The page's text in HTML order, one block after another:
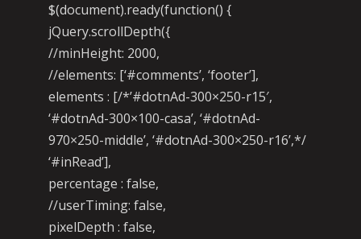
$(document).ready(function() {
jQuery.scrollDepth({
//minHeight: 2000,
//elements: [‘#comments’, ‘footer’],
elements : [/*’#dotnAd-300×250-r15′,
‘#dotnAd-300×100-casa’, ‘#dotnAd-
970×250-middle’, ‘#dotnAd-300×250-r16’,*/
‘#inRead’],
percentage : false,
//userTiming: false,
pixelDepth : false,